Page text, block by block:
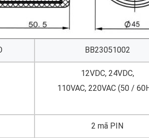
BB23051002
12VDC, 24VDC,
110VAC, 220VAC (50 /
2 mã PIN